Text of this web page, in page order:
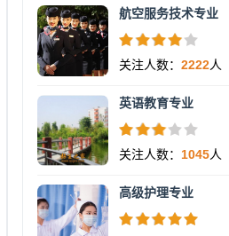
航空服务技术专业
关注人数： 2222人
英语教育专业
关注人数： 1045人
高级护理专业